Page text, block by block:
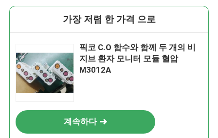
가장 저렴 한 가격 으로
픽코 C.O 함수와 함께 두 개의 비
지브 환자 모니터 모듈 혈압
M3012A
계속하다